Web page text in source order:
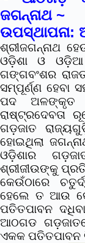
ଜଗନ୍ନାଥ ~
ଉପସ୍ଥାପନା:
ଶ୍ରୀଜଗନ୍ନାଥ
ଓଡ଼ିଶା ଓ
ଗଙ୍ଗବଂଶର
ସମ୍ପୂର୍ଣ୍ଣ ହେବା
ପଦ
ରାଷ୍ଟ୍ରଦେବତା
ଗଡ଼ଜାତ
ହୋଇଥିଲା
ଓଡ଼ିଶାର
ଶ୍ରୀଜୀଉଙ୍କୁ
କେଉଁଠାରେ
ହେଲେ ତ ଆଉ
ପତିତପାବନ
ଆଠଗଡ
ଏକକ ପତିତପାବନ